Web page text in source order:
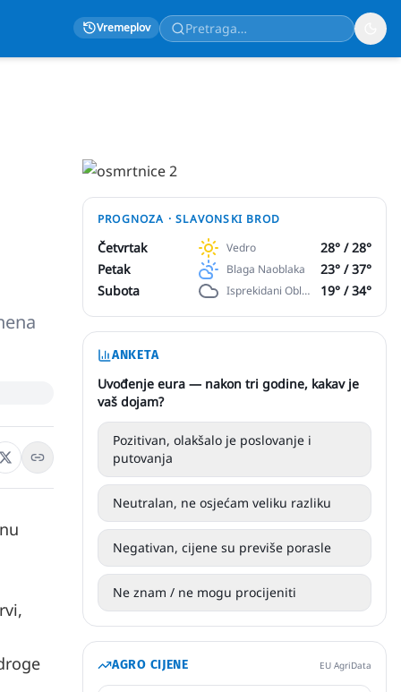
Vremeplov
PROGNOZA ·SLAVONSKI BROD
Četvrtak Vedro 28° /28°
Petak
Blaga Naoblaka 23° /37°
Subota
Isprekidani Oblaci 19° /34°
ANKETA
Uvođenje eura — nakon tri godine, kakav je
vaš dojam?
Pozitivan, olakšalo je poslovanje i
putovanja
Neutralan, ne osjećam veliku razliku
Negativan, cijene su previše porasle
Ne znam / ne mogu procijeniti
AGRO CIJENE EU AgriData